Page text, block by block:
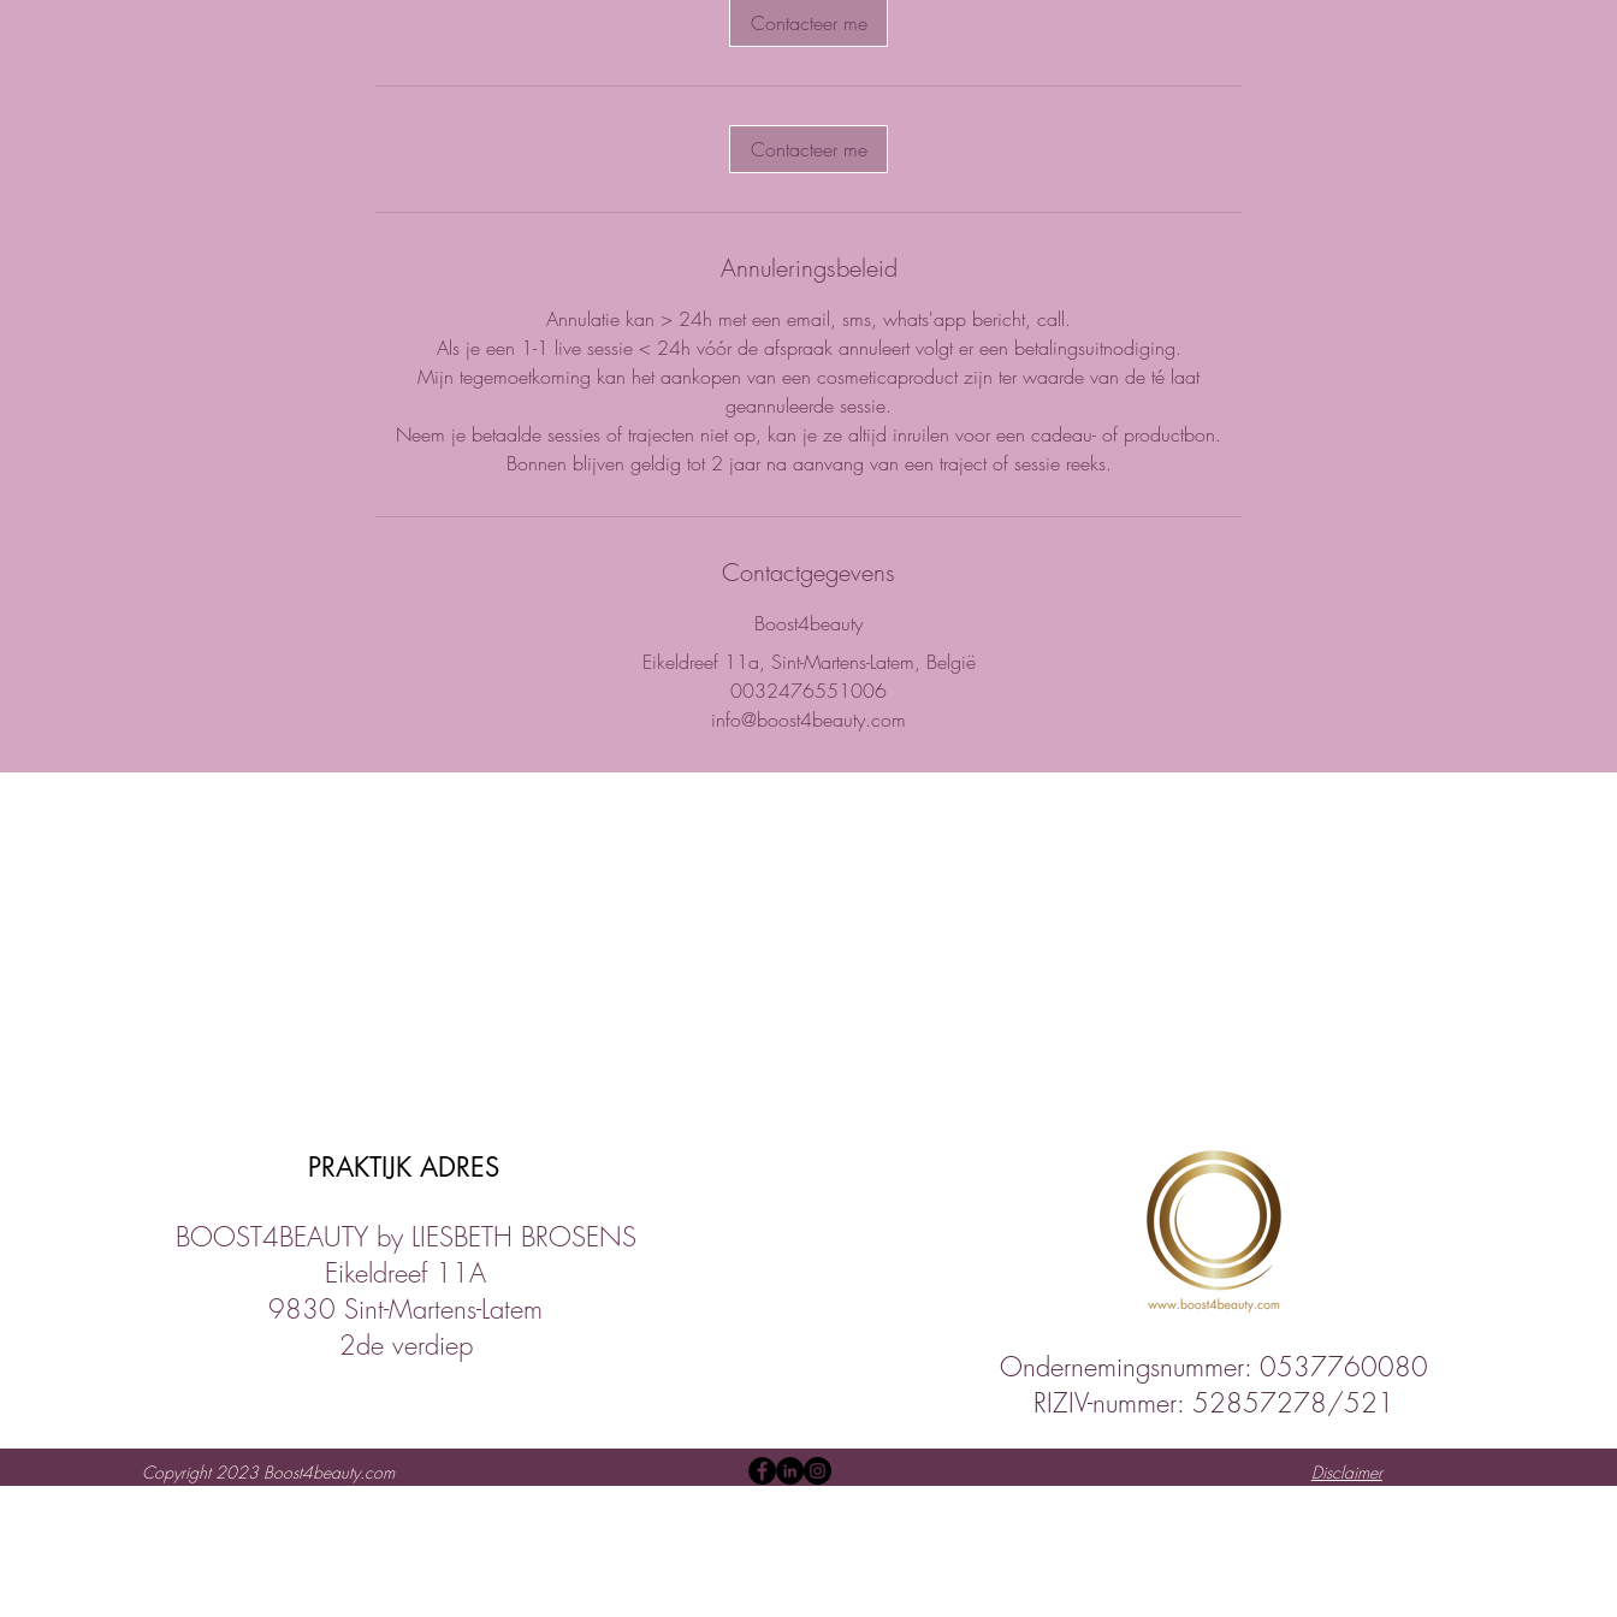
3
i
n
Contacteer me
Contacteer me
Annuleringsbeleid
Annulatie kan > 24h met een email, sms, whats'app bericht, call.
Als je een 1-1 live sessie < 24h vóór de afspraak annuleert volgt er een betalingsuitnodiging.
Mijn tegemoetkoming kan het aankopen van een cosmeticaproduct zijn ter waarde van de té laat
geannuleerde sessie.
Neem je betaalde sessies of trajecten niet op, kan je ze altijd inruilen voor een cadeau- of productbon.
Bonnen blijven geldig tot 2 jaar na aanvang van een traject of sessie reeks.
Contactgegevens
Boost4beauty
Eikeldreef 11a, Sint-Martens-Latem, België
0032476551006
info@boost4beauty.com
PRAKTIJK ADRES
BOOST4BEAUTY by LIESBETH BROSENS
Eikeldreef 11A
9830 Sint-Martens-Latem
2de verdiep
Ondernemingsnummer: 0537760080
RIZIV-nummer: 52857278/521
Copyright 2023 Boost4beauty.com Disclaimer